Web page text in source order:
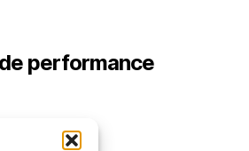
performance